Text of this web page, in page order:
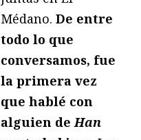
Médano. De entre
todo lo que
conversamos, fue
la primera vez
que hablé con
alguien deHan